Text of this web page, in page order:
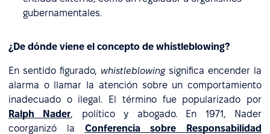
gubernamentales.
¿De dónde viene el concepto de whistleblowing?
En sentido figurado, whistleblowingsignifica encender la
alarma o llamar la atención sobre un comportamiento
inadecuado o ilegal. El término fue popularizado por
Ralph Nader, político y abogado. En 1971, Nader
coorganizó la Conferencia sobre Responsabilidad